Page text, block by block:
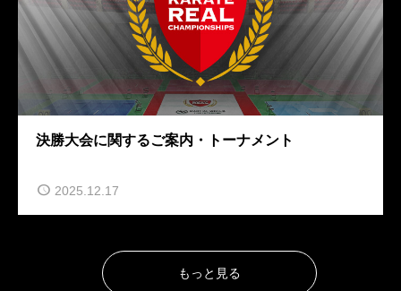
決勝大会に関するご案内・トーナメント
2025.12.17
もっと見る